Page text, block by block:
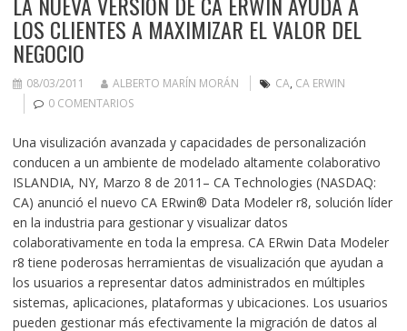
LOS CLIENTES A MAXIMIZAR EL VALOR DEL
NEGOCIO
08/03/2011 ALBERTO MARÍN MORÁN CA, CA ERWIN
0 COMENTARIOS
Una visulización avanzada y capacidades de personalización
conducen a un ambiente de modelado altamente colaborativo
ISLANDIA, NY, Marzo 8 de 2011– CA Technologies (NASDAQ:
CA) anunció el nuevo CA ERwin® Data Modeler r8, solución líder
en la industria para gestionar y visualizar datos
colaborativamente en toda la empresa. CA ERwin Data Modeler
r8 tiene poderosas herramientas de visualización que ayudan a
los usuarios a representar datos administrados en múltiples
sistemas, aplicaciones, plataformas y ubicaciones. Los usuarios
pueden gestionar más efectivamente la migración de datos al